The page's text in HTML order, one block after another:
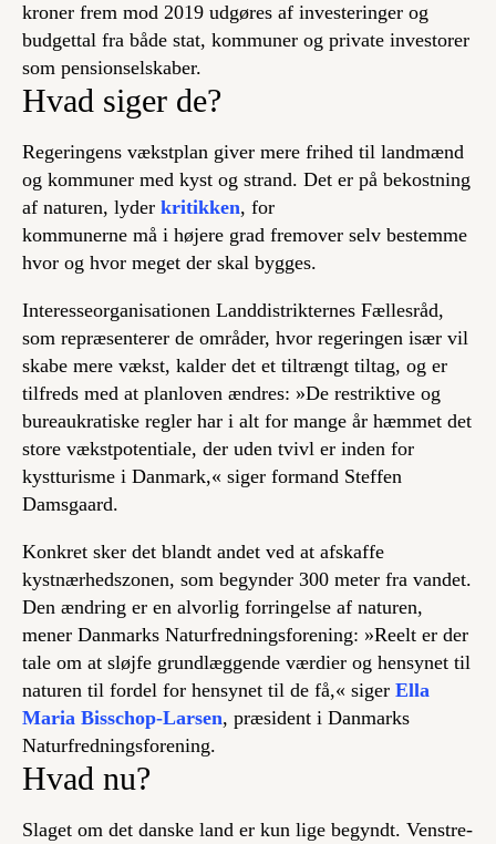
kroner frem mod 2019 udgøres af investeringer og
budgettal fra både stat, kommuner og private investorer
som pensionselskaber.
Hvad siger de?
Regeringens vækstplan giver mere frihed til landmænd
og kommuner med kyst og strand. Det er på bekostning
af naturen, lyder kritikken, for
kommunerne må i højere grad fremover selv bestemme
hvor og hvor meget der skal bygges.
Interesseorganisationen Landdistrikternes Fællesråd,
som repræsenterer de områder, hvor regeringen især vil
skabe mere vækst, kalder det et tiltrængt tiltag, og er
tilfreds med at planloven ændres: »De restriktive og
bureaukratiske regler har i alt for mange år hæmmet det
store vækstpotentiale, der uden tvivl er inden for
kystturisme i Danmark,« siger formand Steffen
Damsgaard.
Konkret sker det blandt andet ved at afskaffe
kystnærhedszonen, som begynder 300 meter fra vandet.
Den ændring er en alvorlig forringelse af naturen,
mener Danmarks Naturfredningsforening: »Reelt er der
tale om at sløjfe grundlæggende værdier og hensynet til
naturen til fordel for hensynet til de få,« siger Ella
Maria Bisschop-Larsen, præsident i Danmarks
Naturfredningsforening.
Hvad nu?
Slaget om det danske land er kun lige begyndt. Venstre-